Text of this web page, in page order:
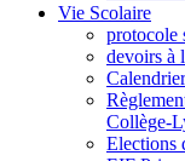
Vie Scolaire
protocole
devoirs à
Collège-
Elections